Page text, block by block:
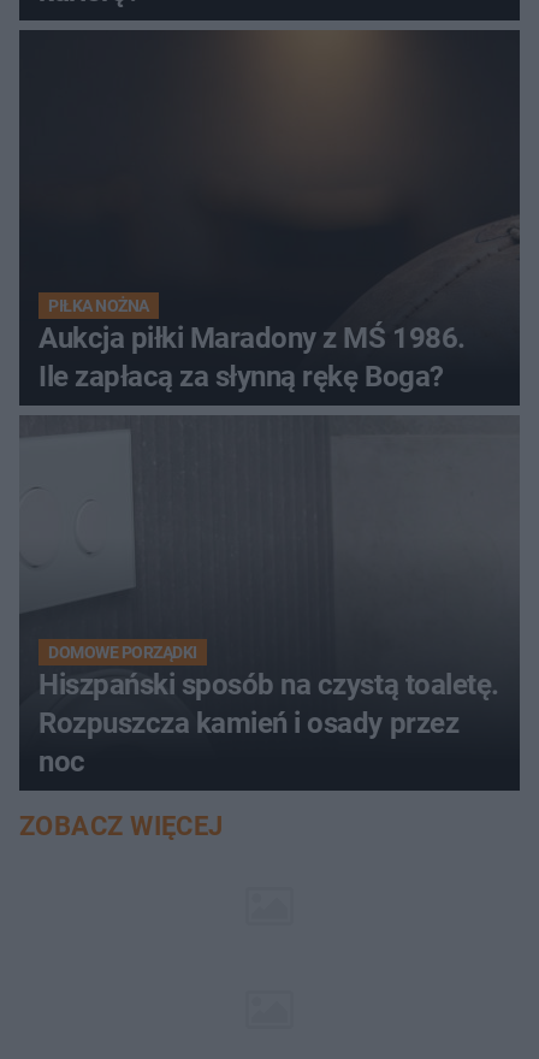
PIŁKA NOŻNA
Aukcja piłki Maradony z MŚ 1986.
Ile zapłacą za słynną rękę Boga?
DOMOWE PORZĄDKI
Hiszpański sposób na czystą toaletę.
Rozpuszcza kamień i osady przez
noc
ZOBACZ WIĘCEJ